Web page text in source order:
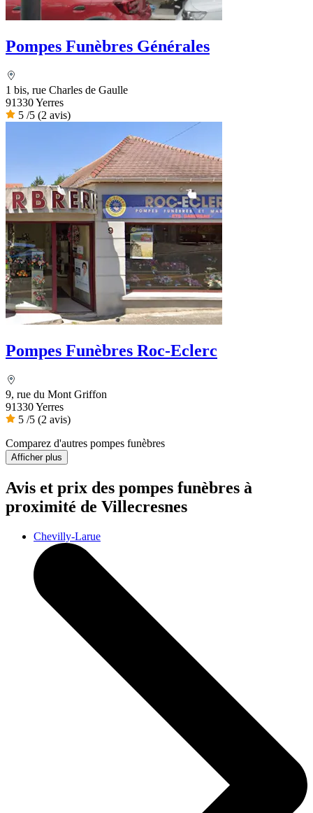
Pompes Funèbres Générales
1 bis, rue Charles de Gaulle
91330 Yerres
5 /5 (2 avis)
Pompes Funèbres Roc-Eclerc
9, rue du Mont Griffon
91330 Yerres
5 /5 (2 avis)
Comparez d'autres pompes funèbres
Afficher plus
Avis et prix des pompes funèbres à
proximité de Villecresnes
Chevilly-Larue